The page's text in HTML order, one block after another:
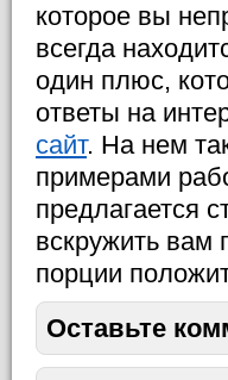
которое вы
всегда
один плюс,
ответы на
сайт. На нем
примерами
предлагается
вскружить вам
порции
Оставьте